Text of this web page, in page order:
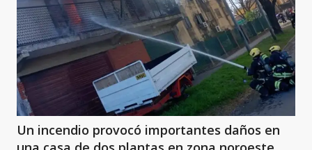
Un incendio provocó importantes daños en